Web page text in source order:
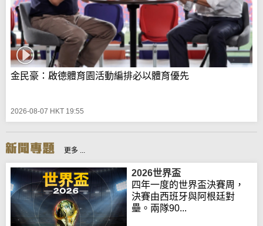
金民豪：啟德體育園活動編排必以體育優先
2026-08-07 HKT 19:55
更多 ...
2026世界盃
四年一度的世界盃決賽周，
決賽由西班牙與阿根廷對
壘。兩隊90...